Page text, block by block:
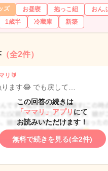
ズ
お昼寝 抱っこ紐
おん
1歳半 冷蔵庫 新築
（全2件）
リ🔰
ます😂 でも戻して…
この回答の続きは
「ママリ」アプリ にて
お読みいただけます！
無料で続きを見る(全2件)